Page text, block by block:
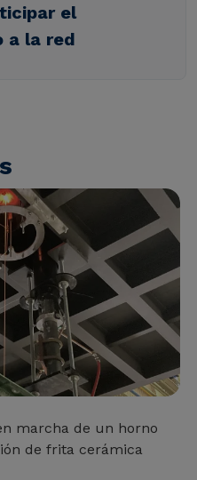
el
a la red
marcha de un horno
de frita cerámica